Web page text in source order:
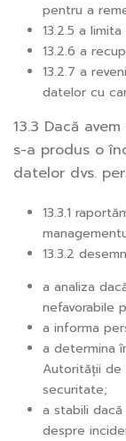
pentru a
13.2.5 a
13.2.6 a
13.2.7 a
datelor cu
13.3 Dacă
s-a produs o
datelor dvs.
13.3.1
13.3.2
a analiza
nefavorabile
a informa
a determina
Autorității de
securitate;
a stabili
despre